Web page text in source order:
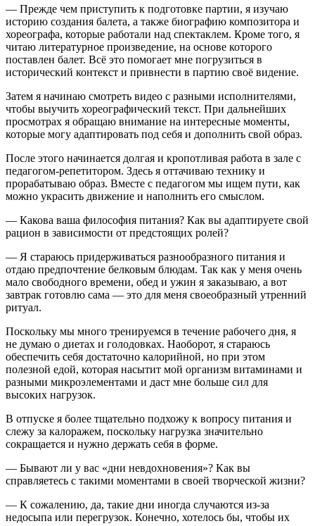
— Прежде чем приступить к подготовке партии, я изучаю
историю создания балета, а также биографию композитора и
хореографа, которые работали над спектаклем. Кроме того, я
читаю литературное произведение, на основе которого
поставлен балет. Всё это помогает мне погрузиться в
исторический контекст и привнести в партию своё видение.
Затем я начинаю смотреть видео с разными исполнителями,
чтобы выучить хореографический текст. При дальнейших
просмотрах я обращаю внимание на интересные моменты,
которые могу адаптировать под себя и дополнить свой образ.
После этого начинается долгая и кропотливая работа в зале с
педагогом-репетитором. Здесь я оттачиваю технику и
прорабатываю образ. Вместе с педагогом мы ищем пути, как
можно украсить движение и наполнить его смыслом.
— Какова ваша философия питания? Как вы адаптируете свой
рацион в зависимости от предстоящих ролей?
— Я стараюсь придерживаться разнообразного питания и
отдаю предпочтение белковым блюдам. Так как у меня очень
мало свободного времени, обед и ужин я заказываю, а вот
завтрак готовлю сама — это для меня своеобразный утренний
ритуал.
Поскольку мы много тренируемся в течение рабочего дня, я
не думаю о диетах и голодовках. Наоборот, я стараюсь
обеспечить себя достаточно калорийной, но при этом
полезной едой, которая насытит мой организм витаминами и
разными микроэлементами и даст мне больше сил для
высоких нагрузок.
В отпуске я более тщательно подхожу к вопросу питания и
слежу за калоражем, поскольку нагрузка значительно
сокращается и нужно держать себя в форме.
— Бывают ли у вас «дни невдохновения»? Как вы
справляетесь с такими моментами в своей творческой жизни?
— К сожалению, да, такие дни иногда случаются из-за
недосыпа или перегрузок. Конечно, хотелось бы, чтобы их